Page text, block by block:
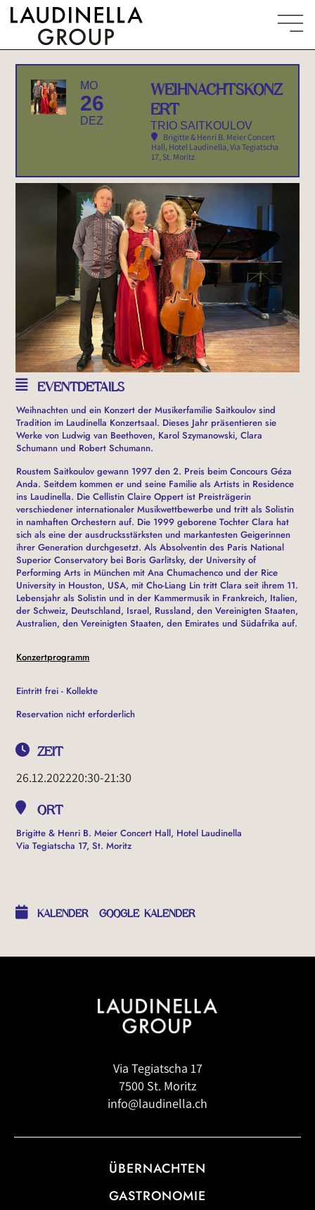
MO
26
DEZ
WEIHNACHTSKONZ
ERT
TRIO SAITKOULOV
Brigitte & Henri B. Meier Concert
Hall, Hotel Laudinella, Via Tegiatscha
17, St. Moritz
EVENTDETAILS
Weihnachten und ein Konzert der Musikerfamilie Saitkoulov sind
Tradition im Laudinella Konzertsaal. Dieses Jahr präsentieren sie
Werke von Ludwig van Beethoven, Karol Szymanowski, Clara
Schumann und Robert Schumann.
Roustem Saitkoulov gewann 1997 den 2. Preis beim Concours Géza
Anda. Seitdem kommen er und seine Familie als Artists in Residence
ins Laudinella. Die Cellistin Claire Oppert ist Preisträgerin
verschiedener internationaler Musikwettbewerbe und tritt als Solistin
in namhaften Orchestern auf. Die 1999 geborene Tochter Clara hat
sich als eine der ausdrucksstärksten und markantesten Geigerinnen
ihrer Generation durchgesetzt. Als Absolventin des Paris National
Superior Conservatory bei Boris Garlitsky, der University of
Performing Arts in München mit Ana Chumachenco und der Rice
University in Houston, USA, mit Cho-Liang Lin tritt Clara seit ihrem 11.
Lebensjahr als Solistin und in der Kammermusik in Frankreich, Italien,
der Schweiz, Deutschland, Israel, Russland, den Vereinigten Staaten,
Australien, den Vereinigten Staaten, den Emirates und Südafrika auf.
Konzertprogramm
Eintritt frei - Kollekte
Reservation nicht erforderlich
ZEIT
26.12.202220:30-21:30
ORT
Brigitte & Henri B. Meier Concert Hall, Hotel Laudinella
Via Tegiatscha 17, St. Moritz
KALENDER GOOGLE KALENDER
Via Tegiatscha 17
7500 St. Moritz
info@laudinella.ch
ÜBERNACHTEN
GASTRONOMIE